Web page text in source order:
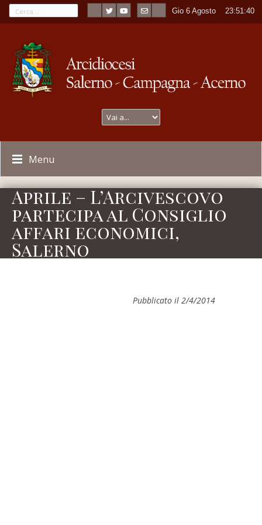
Gio 6 Agosto ----23:51:40
Menu
Aprile – L’Arcivescovo
partecipa al Consiglio
affari economici,
Salerno
Pubblicato il 2/4/2014